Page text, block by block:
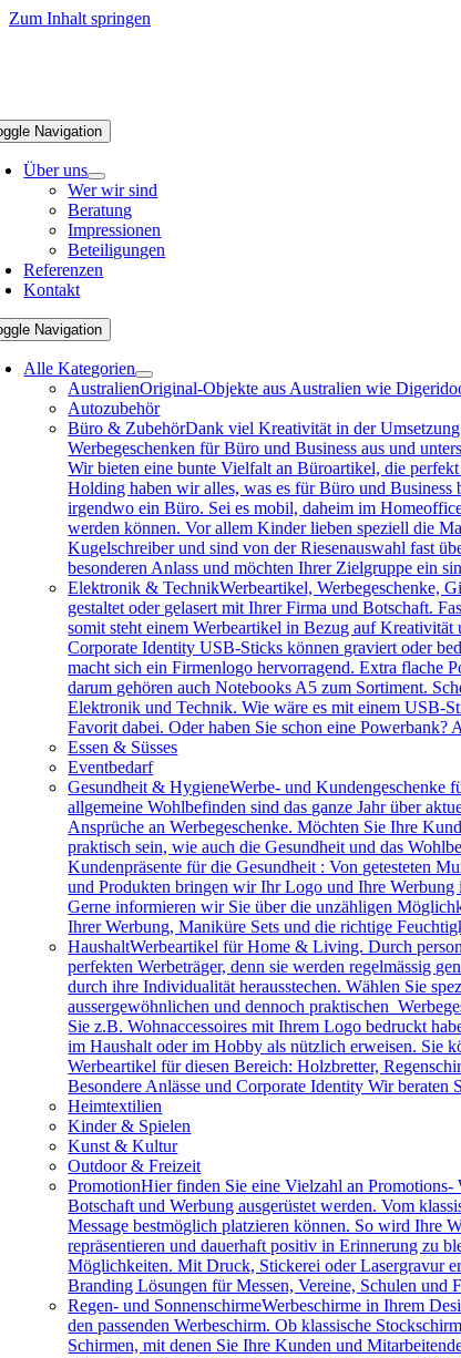
Zum Inhalt springen
Navigation
Über uns
Wer wir sind
Beratung
Impressionen
Beteiligungen
Referenzen
Kontakt
Navigation
Alle Kategorien
AustralienOriginal-Objekte aus Australien wie
Autozubehör
Büro & ZubehörDank viel Kreativität in der
Werbegeschenken für Büro und Business aus und
Wir bieten eine bunte Vielfalt an Büroartikel, die
Holding haben wir alles, was es für Büro und
irgendwo ein Büro. Sei es mobil, daheim im
werden können. Vor allem Kinder lieben speziell die
Kugelschreiber und sind von der Riesenauswahl fast
besonderen Anlass und möchten Ihrer Zielgruppe ein
Elektronik & TechnikWerbeartikel, Werbegeschenke,
gestaltet oder gelasert mit Ihrer Firma und Botschaft.
somit steht einem Werbeartikel in Bezug auf
Corporate Identity USB-Sticks können graviert oder
macht sich ein Firmenlogo hervorragend. Extra flache
darum gehören auch Notebooks A5 zum Sortiment.
Elektronik und Technik. Wie wäre es mit einem USB-
Favorit dabei. Oder haben Sie schon eine
Essen & Süsses
Eventbedarf
Gesundheit & HygieneWerbe- und Kundengeschenke
allgemeine Wohlbefinden sind das ganze Jahr über
Ansprüche an Werbegeschenke. Möchten Sie Ihre
praktisch sein, wie auch die Gesundheit und das
Kundenpräsente für die Gesundheit : Von getesteten
und Produkten bringen wir Ihr Logo und Ihre Werbung
Gerne informieren wir Sie über die unzähligen
Ihrer Werbung, Maniküre Sets und die richtige
HaushaltWerbeartikel für Home & Living. Durch
perfekten Werbeträger, denn sie werden regelmässig
durch ihre Individualität herausstechen. Wählen Sie
aussergewöhnlichen und dennoch praktischen
Sie z.B. Wohnaccessoires mit Ihrem Logo bedruckt
im Haushalt oder im Hobby als nützlich erweisen. Sie
Werbeartikel für diesen Bereich: Holzbretter,
Besondere Anlässe und Corporate Identity Wir
Heimtextilien
Kinder & Spielen
Kunst & Kultur
Outdoor & Freizeit
PromotionHier finden Sie eine Vielzahl an
Botschaft und Werbung ausgerüstet werden. Vom
Message bestmöglich platzieren können. So wird Ihre
repräsentieren und dauerhaft positiv in Erinnerung zu
Möglichkeiten. Mit Druck, Stickerei oder Lasergravur
Branding Lösungen für Messen, Vereine, Schulen
Regen- und SonnenschirmeWerbeschirme in Ihrem
den passenden Werbeschirm. Ob klassische
Schirmen, mit denen Sie Ihre Kunden und